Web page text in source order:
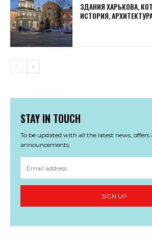
ЗДАНИЯ ХАРЬКОВА,
ИСТОРИЯ,
STAY IN TOUCH
To be updated with all the latest news, offers
announcements.
SIGN UP